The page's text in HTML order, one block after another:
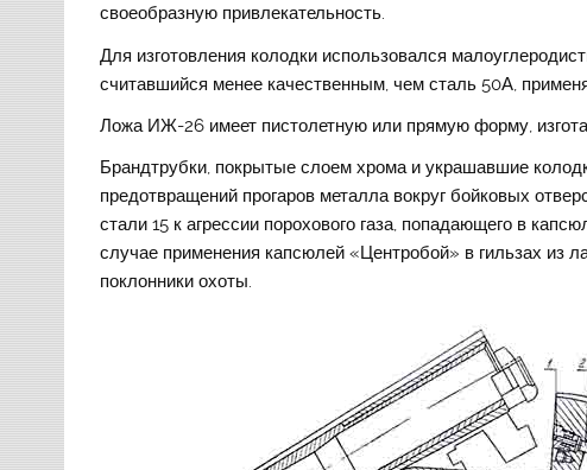
своеобразную привлекательность.
Для изготовления колодки использовался
считавшийся менее качественным, чем сталь 50А,
Ложа ИЖ-26 имеет пистолетную или прямую форму,
Брандтрубки, покрытые слоем хрома и украшавшие
предотвращений прогаров металла вокруг бойковых
стали 15 к агрессии порохового газа, попадающего в
случае применения капсюлей «Центробой» в гильзах из
поклонники охоты.